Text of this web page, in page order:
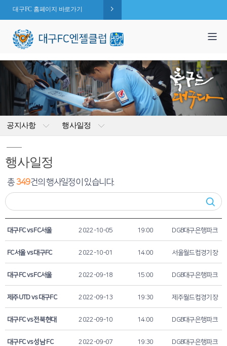
대구FC 홈페이지 바로가기
공지사항 행사일정
행사일정
총349건의 행사일정이 있습니다.
대구FC vs FC서울 2022-10-05 19:00 DGB대구은행파크
FC서울 vs 대구FC 2022-10-01 14:00 서울월드컵경기장
대구FC vs FC서울 2022-09-18 15:00 DGB대구은행파크
제주UTD vs 대구FC 2022-09-13 19:30 제주월드컵경기장
대구FC vs 전북현대 2022-09-10 14:00 DGB대구은행파크
대구FC vs 성남 FC 2022-09-07 19:30 DGB대구은행파크